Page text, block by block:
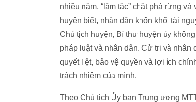
nhiều năm, “lâm tặc” chặt phá rừng
huyện biết, nhân dân khốn khổ, tài
Chủ tịch huyện, Bí thư huyện ủy
pháp luật và nhân dân. Cử tri và nhân
quyết liệt, bảo vệ quyền và lợi ích
trách nhiệm của mình.
Theo Chủ tịch Ủy ban Trung ương